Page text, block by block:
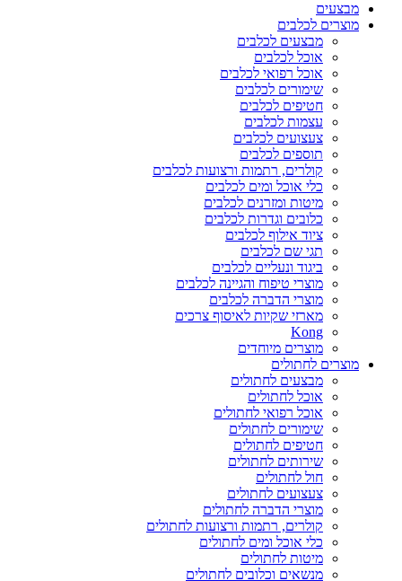
מבצעים
מוצרים לכלבים
מבצעים לכלבים
אוכל לכלבים
אוכל רפואי לכלבים
שימורים לכלבים
חטיפים לכלבים
עצמות לכלבים
צעצועים לכלבים
תוספים לכלבים
קולרים, רתמות ורצועות לכלבים
כלי אוכל ומים לכלבים
מיטות ומזרנים לכלבים
כלובים וגדרות לכלבים
ציוד אילוף לכלבים
תגי שם לכלבים
ביגוד ונעליים לכלבים
מוצרי טיפוח והגיינה לכלבים
מוצרי הדברה לכלבים
מארזי שקיות לאיסוף צרכים
Kong
מוצרים מיוחדים
מוצרים לחתולים
מבצעים לחתולים
אוכל לחתולים
אוכל רפואי לחתולים
שימורים לחתולים
חטיפים לחתולים
שירותים לחתולים
חול לחתולים
צעצועים לחתולים
מוצרי הדברה לחתולים
קולרים, רתמות ורצועות לחתולים
כלי אוכל ומים לחתולים
מיטות לחתולים
מנשאים וכלובים לחתולים